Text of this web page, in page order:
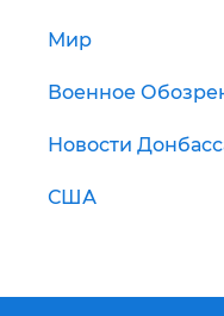
Мир
Военное
Новости
США